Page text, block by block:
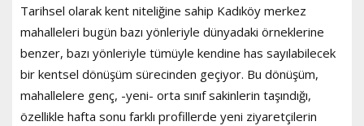
Tarihsel olarak kent niteliğine sahip Kadıköy merkez
mahalleleri bugün bazı yönleriyle dünyadaki örneklerine
benzer, bazı yönleriyle tümüyle kendine has sayılabilecek
bir kentsel dönüşüm sürecinden geçiyor. Bu dönüşüm,
mahallelere genç, -yeni- orta sınıf sakinlerin taşındığı,
özellikle hafta sonu farklı profillerde yeni ziyaretçilerin